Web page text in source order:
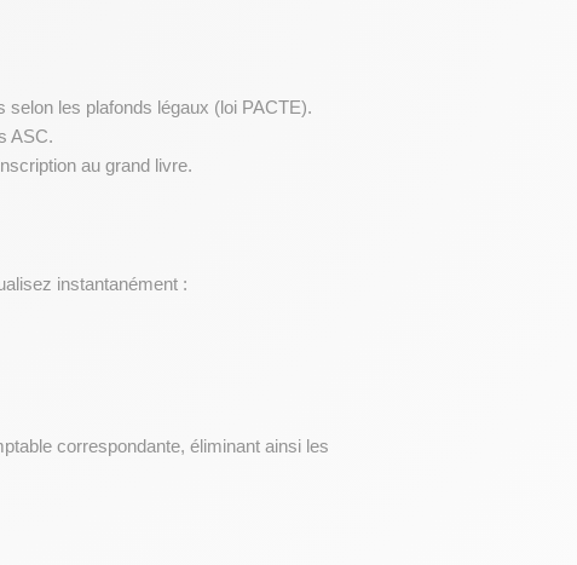
selon les plafonds légaux (loi PACTE).
ASC.
au grand livre.
instantanément :
correspondante, éliminant ainsi les